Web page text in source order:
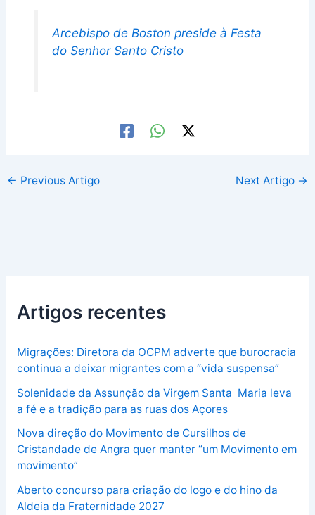
Arcebispo de Boston preside à Festa
do Senhor Santo Cristo
← Previous Artigo Next Artigo →
Artigos recentes
Migrações: Diretora da OCPM adverte que burocracia
continua a deixar migrantes com a “vida suspensa”
Solenidade da Assunção da Virgem Santa Maria leva
a fé e a tradição para as ruas dos Açores
Nova direção do Movimento de Cursilhos de
Cristandade de Angra quer manter “um Movimento em
movimento”
Aberto concurso para criação do logo e do hino da
Aldeia da Fraternidade 2027